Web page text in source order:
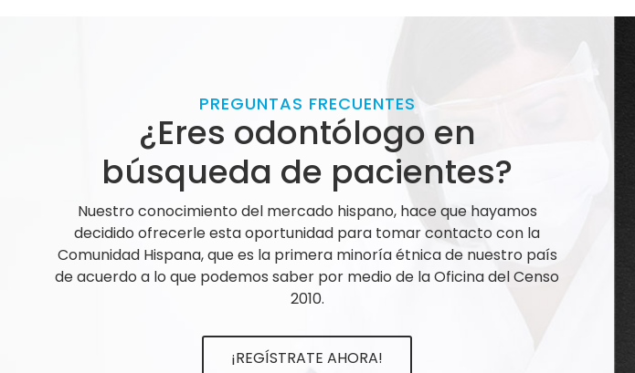
PREGUNTAS FRECUENTES
¿Eres odontólogo en
búsqueda de pacientes?
Nuestro conocimiento del mercado hispano, hace que hayamos
decidido ofrecerle esta oportunidad para tomar contacto con la
Comunidad Hispana, que es la primera minoría étnica de nuestro país
de acuerdo a lo que podemos saber por medio de la Oficina del Censo
2010.
¡REGÍSTRATE AHORA!